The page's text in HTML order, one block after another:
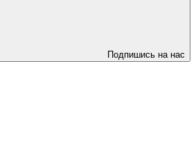
Подпишись на нас